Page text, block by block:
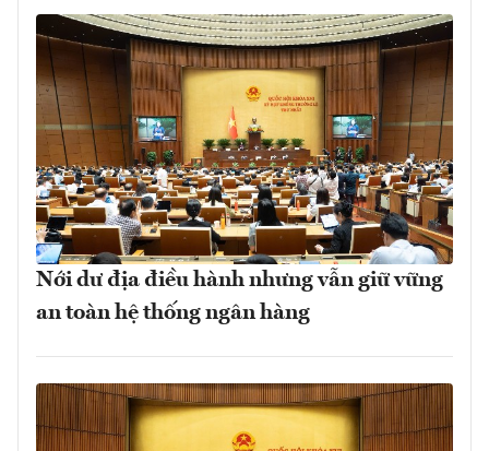
Nới dư địa điều hành nhưng vẫn giữ vững
an toàn hệ thống ngân hàng